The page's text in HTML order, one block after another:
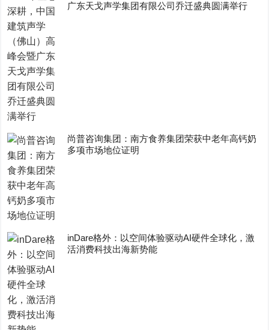
广东天戈声学集团有限公司乔迁盛典圆满举行
尚普咨询集团：南方食养集团荣获中老年高钙奶
多项市场地位证明
inDare格外：以空间体验驱动AI硬件全球化，激
活消费科技出海新势能